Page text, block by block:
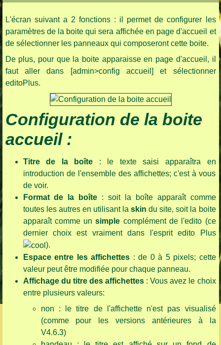
L'écran suivant a 2 fonctions : il permet de configurer les
paramètres de la boite qui sera affichée en page d'accueil et
de sélectionner les panneaux qui composeront cette boite.
De plus, pour que la boite apparaisse en page d'accueil, il
faut aller dans [admin>config accueil] et sélectionner
editoPlus.
Configuration de la boite
accueil :
Titre de la boîte : le texte saisi apparaîtra en
introduction de l'ensemble des affichettes; c'est à vous
de voir.
Format de la boîte : soit la boîte apparaît comme
toutes les autres en utilisant laskin du site, soit la boite
apparaît comme unsimple complément de l'edito (ce
dernier choix est vraiment dans l'esprit edito Plus
).
Espace entre les affichettes : de 0 à 5 pixels; cette
valeur peut être modifiée pour chaque panneau.
Affichage du titre des affichettes: Vous avez le choix
entre plusieurs valeurs:
non : le titre de l'affichette n'est pas visualisé
(comme pour les versions antérieures à la
V4.6.3)